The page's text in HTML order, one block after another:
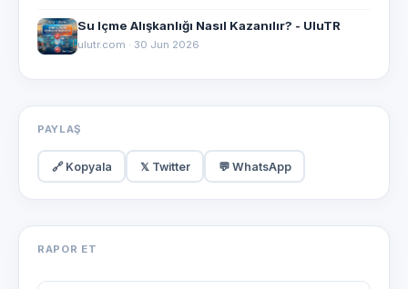
Su Içme Alışkanlığı Nasıl Kazanılır? - UluTR
ulutr.com · 30 Jun 2026
PAYLAŞ
🔗 Kopyala 𝕏 Twitter 💬 WhatsApp
RAPOR ET